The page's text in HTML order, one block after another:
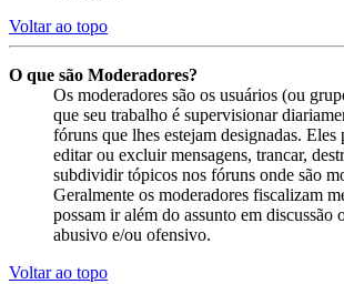
Voltar ao topo
O que são Moderadores?
Os moderadores são os usuários (ou
que seu trabalho é supervisionar
fóruns que lhes estejam designadas. Eles
editar ou excluir mensagens, trancar,
subdividir tópicos nos fóruns onde são
Geralmente os moderadores fiscalizam
possam ir além do assunto em discussão
abusivo e/ou ofensivo.
Voltar ao topo